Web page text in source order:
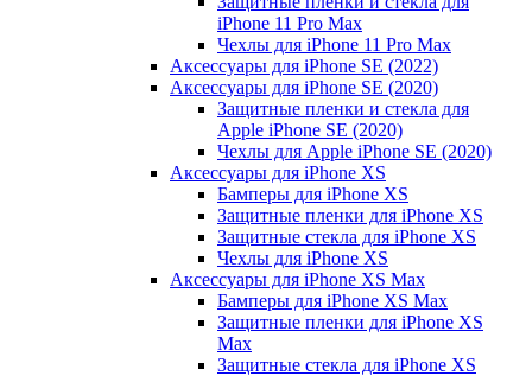
iPhone 11 Pro Max
Чехлы для iPhone 11 Pro Max
Аксессуары для iPhone SE (2022)
Аксессуары для iPhone SE (2020)
Защитные пленки и стекла для
Apple iPhone SE (2020)
Чехлы для Apple iPhone SE (2020)
Аксессуары для iPhone ХS
Бамперы для iPhone ХS
Защитные пленки для iPhone ХS
Защитные стекла для iPhone ХS
Чехлы для iPhone ХS
Аксессуары для iPhone ХS Max
Бамперы для iPhone XS Max
Защитные пленки для iPhone XS
Max
Защитные стекла для iPhone XS